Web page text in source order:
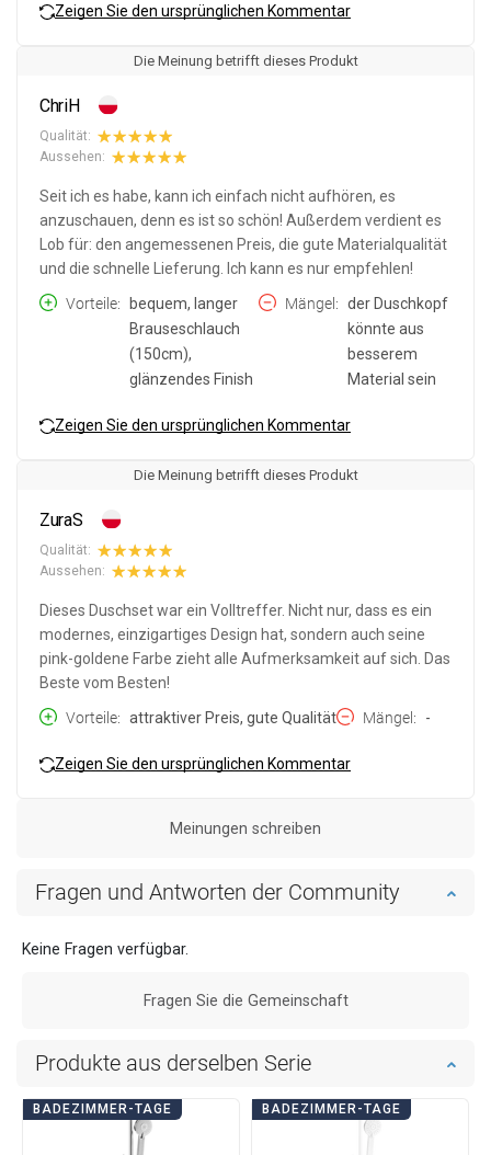
Zeigen Sie den ursprünglichen Kommentar
Die Meinung betrifft dieses Produkt
ChriH
Qualität:
Aussehen:
Seit ich es habe, kann ich einfach nicht aufhören, es
anzuschauen, denn es ist so schön! Außerdem verdient es
Lob für: den angemessenen Preis, die gute Materialqualität
und die schnelle Lieferung. Ich kann es nur empfehlen!
Vorteile
bequem, langer
Brauseschlauch
(150cm),
glänzendes Finish
Mängel
der Duschkopf
könnte aus
besserem
Material sein
Zeigen Sie den ursprünglichen Kommentar
Die Meinung betrifft dieses Produkt
ZuraS
Qualität:
Aussehen:
Dieses Duschset war ein Volltreffer. Nicht nur, dass es ein
modernes, einzigartiges Design hat, sondern auch seine
pink-goldene Farbe zieht alle Aufmerksamkeit auf sich. Das
Beste vom Besten!
Vorteile
attraktiver Preis, gute Qualität Mängel -
Zeigen Sie den ursprünglichen Kommentar
Meinungen schreiben
Fragen und Antworten der Community
Keine Fragen verfügbar.
Fragen Sie die Gemeinschaft
Produkte aus derselben Serie
BADEZIMMER-TAGE BADEZIMMER-TAGE